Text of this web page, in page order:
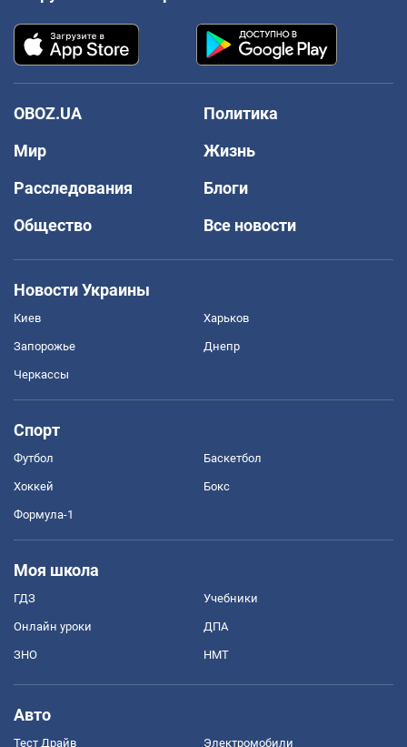
OBOZ.UA
Политика
Мир
Жизнь
Расследования
Блоги
Общество
Все новости
Новости Украины
Киев Харьков
Запорожье Днепр
Черкассы
Спорт
Футбол Баскетбол
Хоккей Бокс
Формула-1
Моя школа
ГДЗ Учебники
Онлайн уроки ДПА
ЗНО НМТ
Авто
Тест Драйв Электромобили